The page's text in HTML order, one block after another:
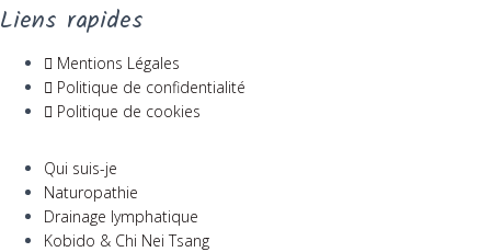
Liens rapides
Mentions Légales
Politique de confidentialité
Politique de cookies
Qui suis-je
Naturopathie
Drainage lymphatique
Kobido & Chi Nei Tsang